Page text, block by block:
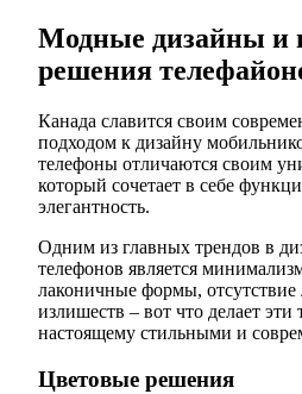
Модные дизайны и
решения
Канада славится своим
подходом к дизайну
телефоны отличаются своим
который сочетает в себе
элегантность.
Одним из главных трендов в
телефонов является
лаконичные формы,
излишеств – вот что делает
настоящему стильными и
Цветовые решения